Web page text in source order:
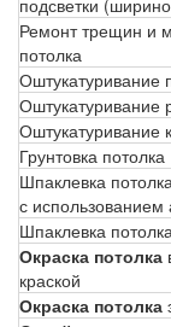
подсветки
Ремонт трещин и
потолка
Оштукатуривание
Оштукатуривание
Оштукатуривание
Грунтовка потолка
Шпаклевка
с
Шпаклевка
Окраска потолка
краской
Окраска потолка